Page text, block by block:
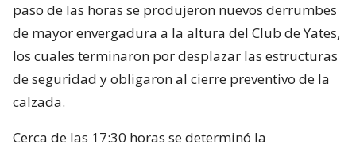
paso de las horas se produjeron nuevos derrumbes
de mayor envergadura a la altura del Club de Yates,
los cuales terminaron por desplazar las estructuras
de seguridad y obligaron al cierre preventivo de la
calzada.
Cerca de las 17:30 horas se determinó la